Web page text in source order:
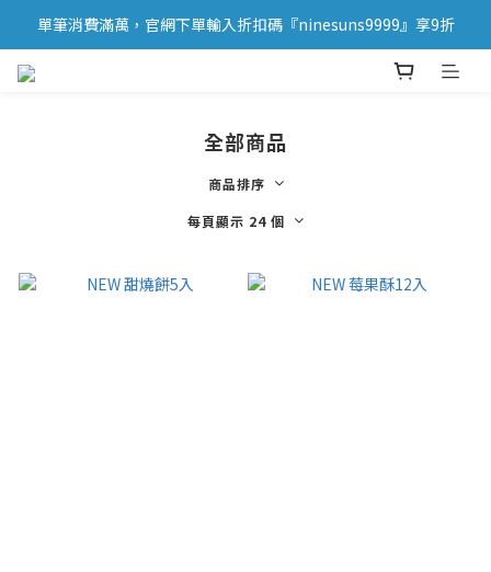
單筆消費滿萬，官網下單輸入折扣碼『ninesuns9999』享9折
全部商品
商品排序
每頁顯示 24 個